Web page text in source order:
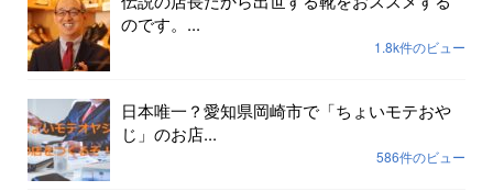
のです。...
1.8k件のビュー
日本唯一？愛知県岡崎市で「ちょいモテおや
じ」のお店...
586件のビュー